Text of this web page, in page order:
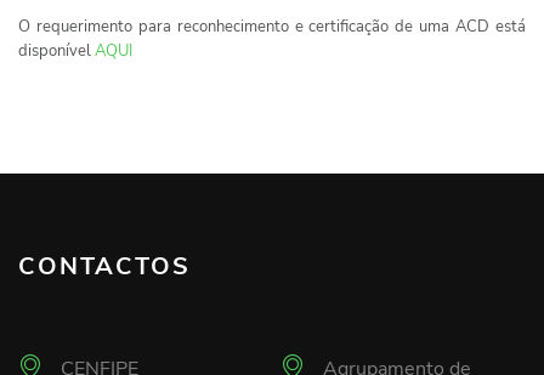
O requerimento para reconhecimento e certificação de uma ACD está
disponívelAQUI
CONTACTOS
CENFIPE Agrupamento de